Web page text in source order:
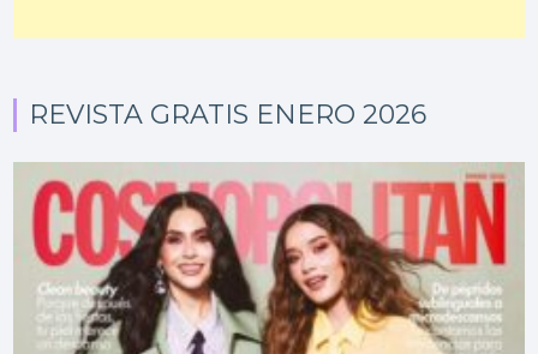
REVISTA GRATIS ENERO 2026